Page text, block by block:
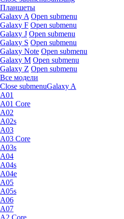
Планшеты
Galaxy A Open submenu
Galaxy F Open submenu
Galaxy J Open submenu
Galaxy S Open submenu
Galaxy Note Open submenu
Galaxy M Open submenu
Galaxy Z Open submenu
Все модели
Close submenuGalaxy A
A01
A01 Core
A02
A02s
A03
A03 Core
A03s
A04
A04s
A04e
A05
A05s
A06
A07
A2 Core